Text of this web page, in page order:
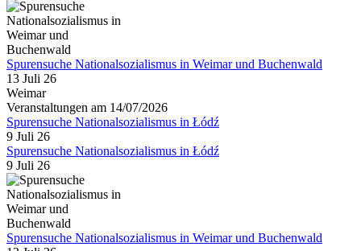
Spurensuche Nationalsozialismus in Weimar und Buchenwald
13 Juli 26
Weimar
Veranstaltungen am 14/07/2026
Spurensuche Nationalsozialismus in Łódź
9 Juli 26
Spurensuche Nationalsozialismus in Łódź
9 Juli 26
Spurensuche Nationalsozialismus in Weimar und Buchenwald